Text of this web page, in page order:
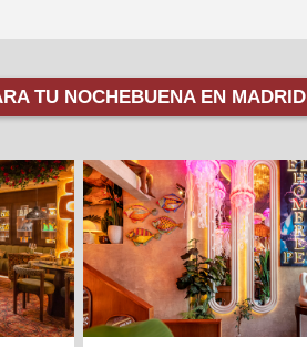
TU NOCHEBUENA EN MADRID